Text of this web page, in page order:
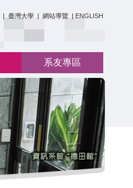
| 臺灣大學 | 網站導覽 | ENGLISH
系友專區